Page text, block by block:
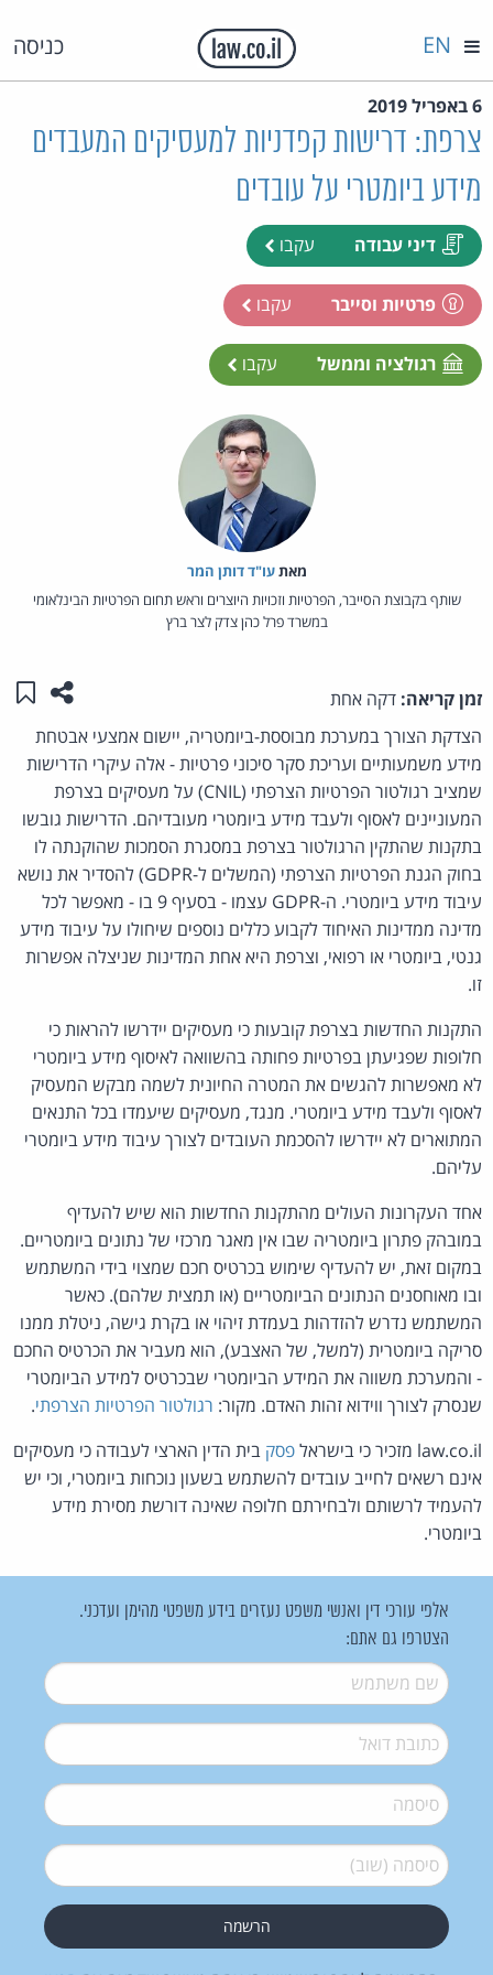
כניסה EN
6 באפריל 2019
צרפת: דרישות קפדניות למעסיקים המעבדים
מידע ביומטרי על עובדים
דיני עבודה עקבו
פרטיות וסייבר עקבו
רגולציה וממשל עקבו
מאת‏עו"ד דותן המר
שותף בקבוצת הסייבר, הפרטיות וזכויות היוצרים וראש תחום הפרטיות הבינלאומי
במשרד פרל כהן צדק לצר ברץ
זמן קריאה: דקה אחת שתפו
הצדקת הצורך במערכת מבוססת-ביומטריה, יישום אמצעי אבטחת
מידע משמעותיים ועריכת סקר סיכוני פרטיות - אלה עיקרי הדרישות
שמציב רגולטור הפרטיות הצרפתי (CNIL) על מעסיקים בצרפת
המעוניינים לאסוף ולעבד מידע ביומטרי מעובדיהם. הדרישות גובשו
בתקנות שהתקין הרגולטור בצרפת במסגרת הסמכות שהוקנתה לו
בחוק הגנת הפרטיות הצרפתי (המשלים ל-GDPR) להסדיר את נושא
עיבוד מידע ביומטרי. ה-GDPR עצמו - בסעיף 9 בו - מאפשר לכל
מדינה ממדינות האיחוד לקבוע כללים נוספים שיחולו על עיבוד מידע
גנטי, ביומטרי או רפואי, וצרפת היא אחת המדינות שניצלה אפשרות
זו.
התקנות החדשות בצרפת קובעות כי מעסיקים יידרשו להראות כי
חלופות שפגיעתן בפרטיות פחותה בהשוואה לאיסוף מידע ביומטרי
לא מאפשרות להגשים את המטרה החיונית לשמה מבקש המעסיק
לאסוף ולעבד מידע ביומטרי. מנגד, מעסיקים שיעמדו בכל התנאים
המתוארים לא יידרשו להסכמת העובדים לצורך עיבוד מידע ביומטרי
עליהם.
אחד העקרונות העולים מהתקנות החדשות הוא שיש להעדיף
במובהק פתרון ביומטריה שבו אין מאגר מרכזי של נתונים ביומטריים.
במקום זאת, יש להעדיף שימוש בכרטיס חכם שמצוי בידי המשתמש
ובו מאוחסנים הנתונים הביומטריים (או תמצית שלהם). כאשר
המשתמש נדרש להזדהות בעמדת זיהוי או בקרת גישה, ניטלת ממנו
סריקה ביומטרית (למשל, של האצבע), הוא מעביר את הכרטיס החכם
- והמערכת משווה את המידע הביומטרי שבכרטיס למידע הביומטרי
שנסרק לצורך ווידוא זהות האדם. מקור: רגולטור הפרטיות הצרפתי.
law.co.il מזכיר כי בישראל
פסק בית הדין הארצי לעבודה כי מעסיקים
אינם רשאים לחייב עובדים להשתמש בשעון נוכחות ביומטרי, וכי יש
להעמיד לרשותם ולבחירתם חלופה שאינה דורשת מסירת מידע
ביומטרי.
אלפי עורכי דין ואנשי משפט נעזרים בידע משפטי מהימן ועדכני.
הצטרפו גם אתם:
שם משתמש*
דואל*
סיסמה*
סיסמה (שוב)*